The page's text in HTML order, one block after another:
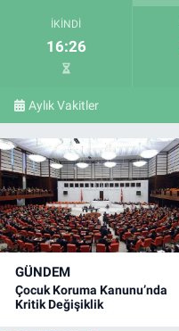
İKINDI
16:26
Aylık Vakitler
GÜNDEM
Çocuk Koruma Kanunu’nda
Kritik Değişiklik